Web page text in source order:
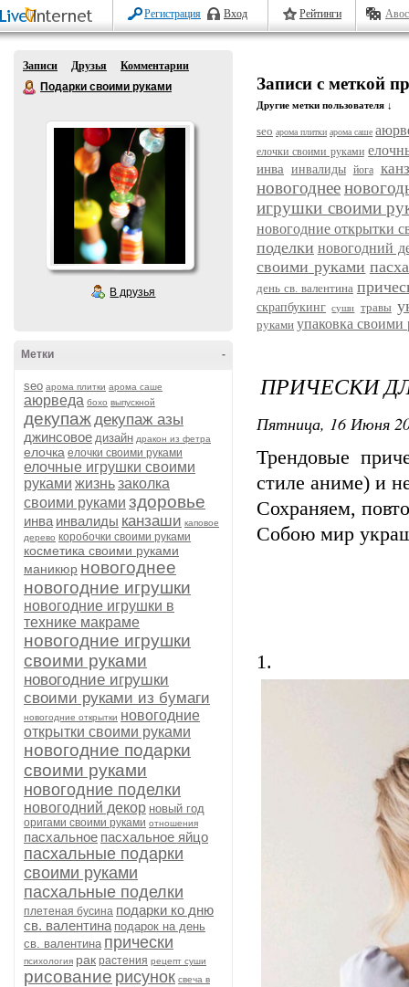
Регистрация Вход Рейтинги
Записи Друзья
Комментарии
Подарки своими руками
В друзья
-
Метки
seo арома плитки арома саше
аюрведа бохо выпускной
декупаждекупаж азы
джинсовое дизайн дракон из фетра
елочка елочки своими руками
елочные игрушки своими
руками жизньзаколка
своими руками здоровье
инва инвалиды канзаши каповое
дерево коробочки своими руками
косметика своими руками
маникюр новогоднее
новогодние игрушки
новогодние игрушки в
технике макраме
новогодние игрушки
своими руками
новогодние игрушки
своими руками из бумаги
новогодние открытки новогодние
открытки своими руками
новогодние подарки
своими руками
новогодние поделки
новогодний декор новый год
оригами своими руками отношения
пасхальное пасхальное яйцо
пасхальные подарки
своими руками
пасхальные поделки
плетеная бусина подарки ко дню
св. валентина подарок на день
св. валентина прически
психология рак растения рецепт суши
рисование рисунок свеча в
Записи с меткой
Другие метки пользователя ↓
seo арома плитки арома саше
елочки своими руками
инва инвалиды йога
новогоднее
игрушки своими
новогодние открытки
поделки новогодний
своими руками
день св. валентина
скрапбукинг суши травы
руками упаковка своими
ПРИЧЕСКИ
Пятница, 16 Июня
Трендовые
стиле аниме) и
Сохраняем,
Собою мир
1.